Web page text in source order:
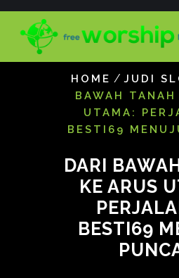
content
HOME / JUDI
BAWAH TANAH
UTAMA:
BESTI69
DARI
KE ARUS
BESTI69